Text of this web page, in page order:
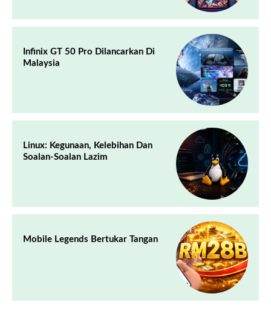
Infinix GT 50 Pro Dilancarkan Di
Malaysia
Linux: Kegunaan, Kelebihan Dan
Soalan-Soalan Lazim
Mobile Legends Bertukar Tangan